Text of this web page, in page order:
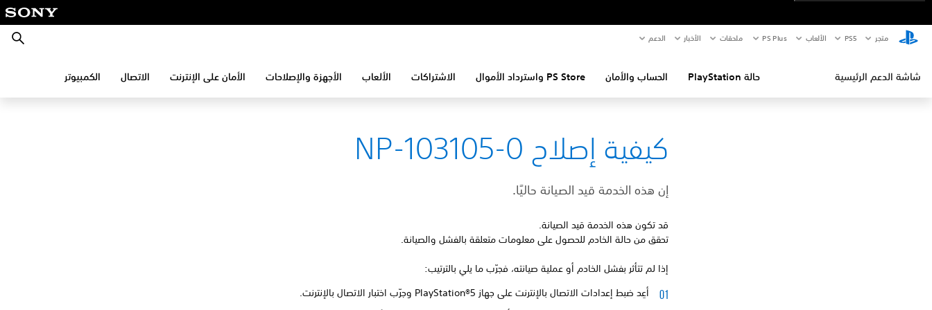
متجر PS5‏ الألعاب PS Plus ملحقات الأخبار الدعم بحث
شاشة الدعم الرئيسية حالة PlayStation الحساب والأمان PS Store واسترداد الأموال الاشتراكات الألعاب الأجهزة والإصلاحات الأمان على الإنترنت الاتصال الكمبيوتر
كيفية إصلاح NP-103105-0
إن هذه الخدمة قيد الصيانة حاليًا.
قد تكون هذه الخدمة قيد الصيانة.
تحقق من حالة الخادم للحصول على معلومات متعلقة بالفشل والصيانة.
إذا لم تتأثر بفشل الخادم أو عملية صيانته، فجرّب ما يلي بالترتيب:
أعِد ضبط إعدادات الاتصال بالإنترنت على جهاز PlayStation®5 وجرّب اختبار الاتصال بالإنترنت.